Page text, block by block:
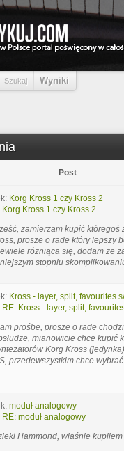
Szukaj Wyniki
Post
Korg Kross 1 czy Kross 2
Korg Kross 1 czy Kross 2
zamierzam kupić któregoś
prosze o rade który lepszy
rózniąca się, dodam że
stopniu
Kross - layer, split, favourites
RE: Kross - layer, split,
prośbe, prosze o rade
mianowicie chce kupić
Korg Kross
przedewszystkim chce
moduł analogowy
RE: moduł analogowy
Hammond, właśnie